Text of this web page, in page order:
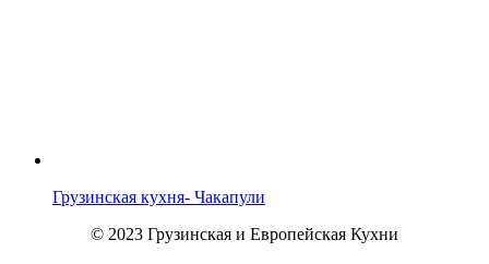
Грузинская кухня- Чакапули
© 2023 Грузинская и Европейская Кухни